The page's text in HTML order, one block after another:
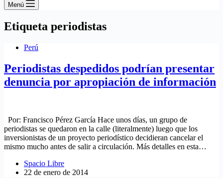
Menú
Etiqueta periodistas
Perú
Periodistas despedidos podrían presentar
denuncia por apropiación de información
Por: Francisco Pérez García Hace unos días, un grupo de
periodistas se quedaron en la calle (literalmente) luego que los
inversionistas de un proyecto periodístico decidieran cancelar el
mismo mucho antes de salir a circulación. Más detalles en esta…
Spacio Libre
22 de enero de 2014